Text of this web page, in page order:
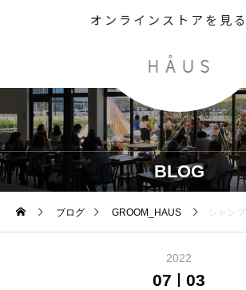
オンラインストアを見
BLOG
ブログ GROOM_HAUS シャンプーで来店のヤマトくん シ
2022
07 03